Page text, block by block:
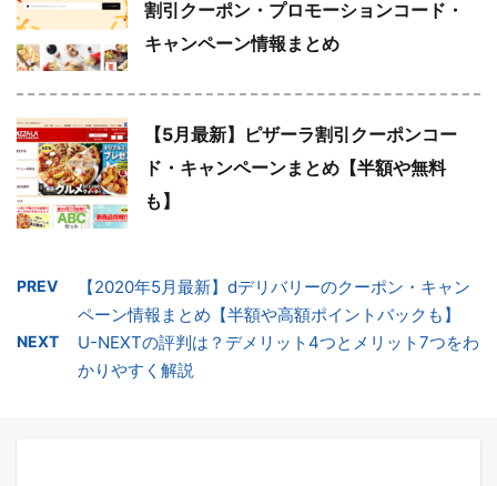
割引クーポン・プロモーションコード・
キャンペーン情報まとめ
【5月最新】ピザーラ割引クーポンコー
ド・キャンペーンまとめ【半額や無料
も】
PREV
【2020年5月最新】dデリバリーのクーポン・キャン
ペーン情報まとめ【半額や高額ポイントバックも】
NEXT
U-NEXTの評判は？デメリット4つとメリット7つをわ
かりやすく解説